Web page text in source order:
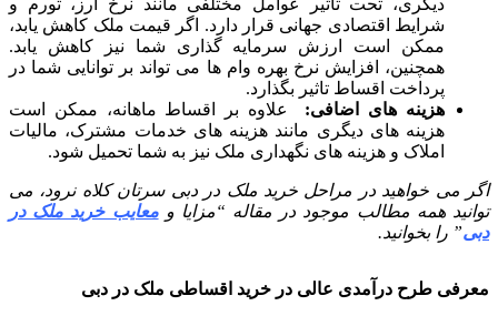
شرایط اقتصادی جهانی قرار دارد. اگر قیمت ملک کاهش یابد،
ممکن است ارزش سرمایه گذاری شما نیز کاهش یابد.
همچنین، افزایش نرخ بهره وام ها می تواند بر توانایی شما در
پرداخت اقساط تاثیر بگذارد.
هزینه های اضافی:
علاوه بر اقساط ماهانه، ممکن است
هزینه های دیگری مانند هزینه های خدمات مشترک، مالیات
املاک و هزینه های نگهداری ملک نیز به شما تحمیل شود.
اگر می خواهید در مراحل خرید ملک در دبی سرتان کلاه نرود، می
توانید همه مطالب موجود در مقاله “مزایا ومعایب خرید ملک در
دبی” را بخوانید.
معرفی طرح درآمدی عالی در خرید اقساطی ملک در دبی